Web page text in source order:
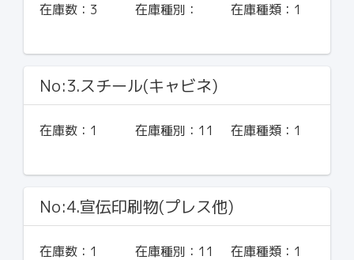
在庫数： 3 在庫種別： 在庫種類： 1
No:3.スチール(キャビネ)
在庫数： 1 在庫種別： 11 在庫種類： 1
No:4.宣伝印刷物(プレス他)
在庫数： 1 在庫種別： 11 在庫種類： 1